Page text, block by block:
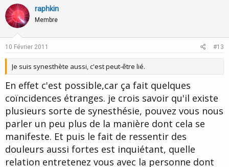
e
raphkin
Membre
10 Février 2011 #13
Je suis synesthète aussi, c'est peut-être lié.
En effet c'est possible,car ça fait quelques
coïncidences étranges. je crois savoir qu'il existe
plusieurs sorte de synesthésie, pouvez vous nous
parler un peu plus de la manière dont cela se
manifeste. Et puis le fait de ressentir des
douleurs aussi fortes est inquiétant, quelle
relation entretenez vous avec la personne dont